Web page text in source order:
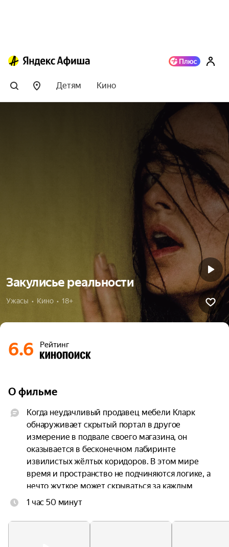
Детям Кино
Закулисье реальности
Ужасы  •  Кино  •  18+
6.6 Рейтинг
О фильме
Когда неудачливый продавец мебели Кларк
обнаруживает скрытый портал в другое
измерение в подвале своего магазина, он
оказывается в бесконечном лабиринте
извилистых жёлтых коридоров. В этом мире
время и пространство не подчиняются логике, а
нечто жуткое может скрываться за каждым
углом.
1 час 50 минут